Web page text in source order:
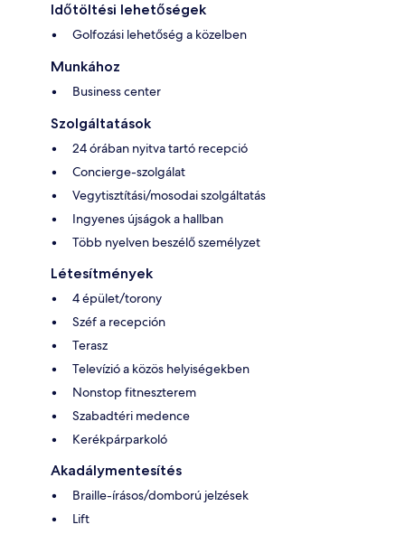
Időtöltési lehetőségek
Golfozási lehetőség a közelben
Munkához
Business center
Szolgáltatások
24 órában nyitva tartó recepció
Concierge-szolgálat
Vegytisztítási/mosodai szolgáltatás
Ingyenes újságok a hallban
Több nyelven beszélő személyzet
Létesítmények
4 épület/torony
Széf a recepción
Terasz
Televízió a közös helyiségekben
Nonstop fitneszterem
Szabadtéri medence
Kerékpárparkoló
Akadálymentesítés
Braille-írásos/domború jelzések
Lift